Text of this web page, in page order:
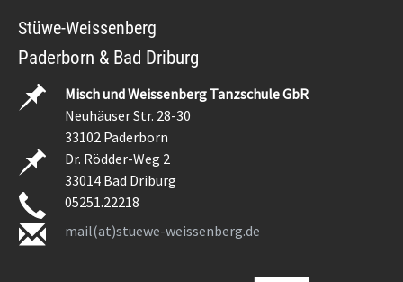
Stüwe-Weissenberg
Paderborn & Bad Driburg
Misch und Weissenberg Tanzschule GbR
Neuhäuser Str. 28-30
33102 Paderborn
Dr. Rödder-Weg 2
33014 Bad Driburg
05251.22218
mail(at)stuewe-weissenberg.de